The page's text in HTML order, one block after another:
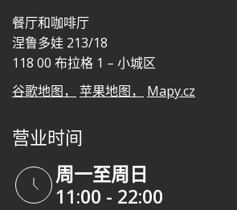
餐厅和咖啡厅
涅鲁多娃 213/18
118 00 布拉格 1 – 小城区
谷歌地图，
苹果地图， Mapy.cz
营业时间
周一至周日
11:00 - 22:00